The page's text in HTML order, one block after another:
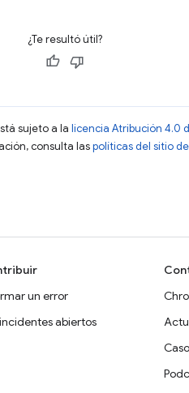
¿Te resultó útil?
sujeto a la licencia Atribución 4.0
consulta laspolíticas del sitio
un error
abiertos